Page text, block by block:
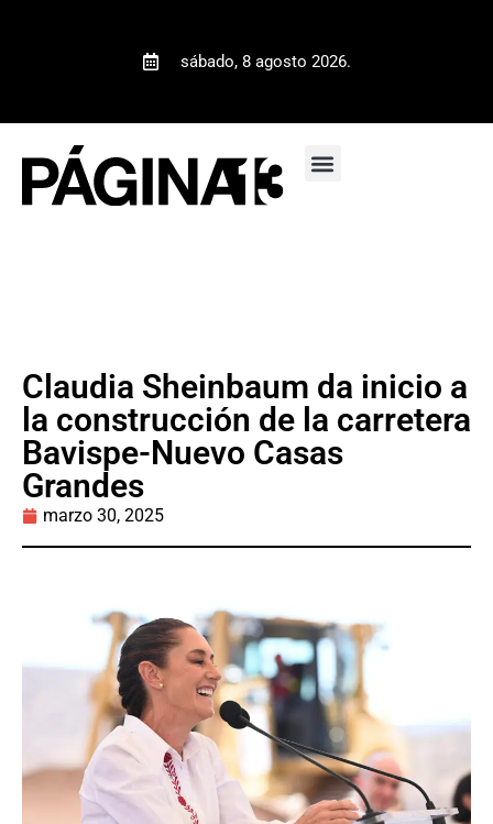
sábado, 8 agosto 2026.
Claudia Sheinbaum da inicio a
la construcción de la carretera
Bavispe-Nuevo Casas
Grandes
marzo 30, 2025